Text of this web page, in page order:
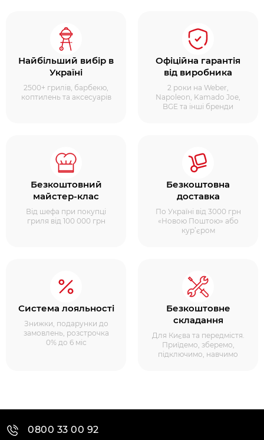
Найбільший вибір в
Україні
2500+ грилів, барбекю,
коптилень та аксесуарів
Офіційна гарантія
від виробника
2 роки на Weber,
Napoleon, Kamado Joe,
BGE та інші бренди
Безкоштовний
майстер-клас
Від шефа при покупці
гриля від 100 000 грн
Безкоштовна
доставка
По Україні від 3000 грн
«Новою Поштою» або
кур’єром
Система лояльності
Знижки, подарунки до
замовлень, розстрочка
0% до 6 міс
Безкоштовне
складання
Для Києва та передмістя.
Приїдемо, зберемо,
підключимо, навчимо
0800 33 00 92